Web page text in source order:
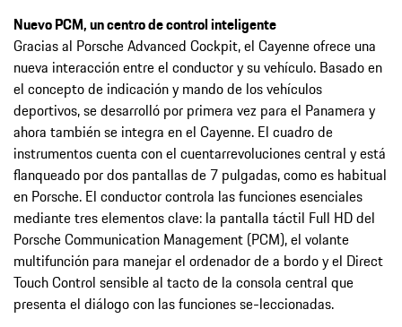
Nuevo PCM, un centro de control inteligente
Gracias al Porsche Advanced Cockpit, el Cayenne ofrece una
nueva interacción entre el conductor y su vehículo. Basado en
el concepto de indicación y mando de los vehículos
deportivos, se desarrolló por primera vez para el Panamera y
ahora también se integra en el Cayenne. El cuadro de
instrumentos cuenta con el cuentarrevoluciones central y está
flanqueado por dos pantallas de 7 pulgadas, como es habitual
en Porsche. El conductor controla las funciones esenciales
mediante tres elementos clave: la pantalla táctil Full HD del
Porsche Communication Management (PCM), el volante
multifunción para manejar el ordenador de a bordo y el Direct
Touch Control sensible al tacto de la consola central que
presenta el diálogo con las funciones se-leccionadas.